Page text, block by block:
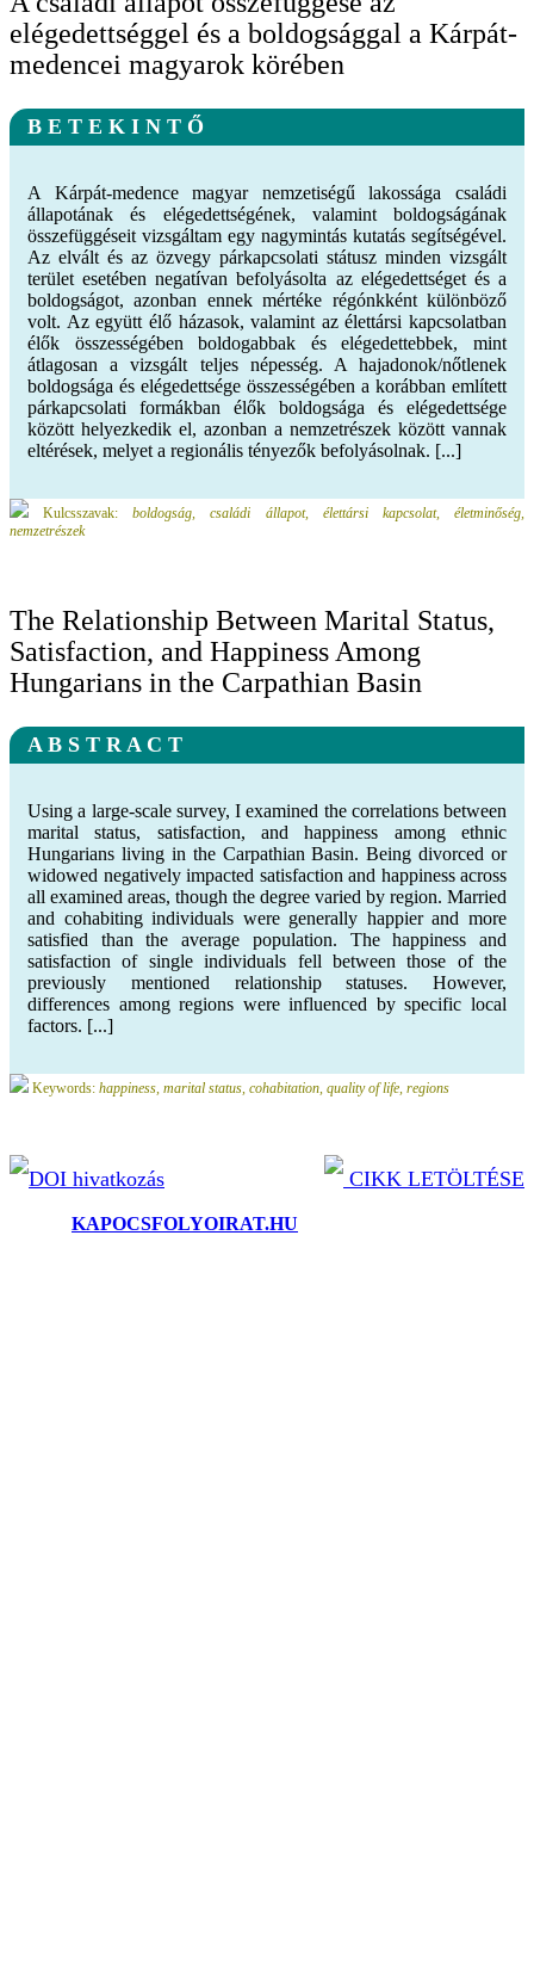
elégedettséggel és a boldogsággal a Kárpát-
medencei magyarok körében
B E T E K I N T Ő
A Kárpát-medence magyar nemzetiségű lakossága családi
állapotának és elégedettségének, valamint boldogságának
összefüggéseit vizsgáltam egy nagymintás kutatás segítségével.
Az elvált és az özvegy párkapcsolati státusz minden vizsgált
terület esetében negatívan befolyásolta az elégedettséget és a
boldogságot, azonban ennek mértéke régónkként különböző
volt. Az együtt élő házasok, valamint az élettársi kapcsolatban
élők összességében boldogabbak és elégedettebbek, mint
átlagosan a vizsgált teljes népesség. A hajadonok/nőtlenek
boldogsága és elégedettsége összességében a korábban említett
párkapcsolati formákban élők boldogsága és elégedettsége
között helyezkedik el, azonban a nemzetrészek között vannak
eltérések, melyet a regionális tényezők befolyásolnak. [...]
Kulcsszavak:boldogság, családi állapot, élettársi kapcsolat, életminőség,
nemzetrészek
The Relationship Between Marital Status,
Satisfaction, and Happiness Among
Hungarians in the Carpathian Basin
A B S T R A C T
Using a large-scale survey, I examined the correlations between
marital status, satisfaction, and happiness among ethnic
Hungarians living in the Carpathian Basin. Being divorced or
widowed negatively impacted satisfaction and happiness across
all examined areas, though the degree varied by region. Married
and cohabiting individuals were generally happier and more
satisfied than the average population. The happiness and
satisfaction of single individuals fell between those of the
previously mentioned relationship statuses. However,
differences among regions were influenced by specific local
factors. [...]
Keywords: happiness, marital status, cohabitation, quality of life, regions
DOI hivatkozás CIKK LETÖLTÉSE
KAPOCSFOLYOIRAT.HU